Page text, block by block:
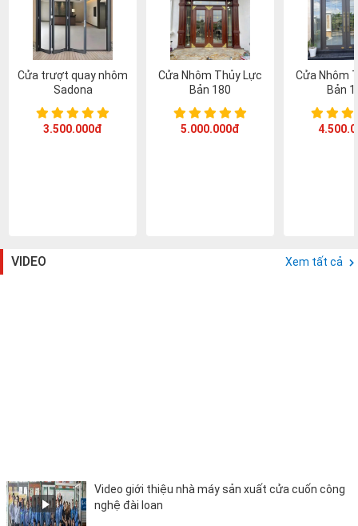
Cửa trượt quay nhôm
Sadona
3.500.000đ
Cửa Nhôm Thủy Lực
Bản 180
5.000.000đ
Cửa Nhôm
Bản
VIDEO Xem tất cả
Video giới thiệu nhà máy sản xuất cửa cuốn công
nghệ đài loan